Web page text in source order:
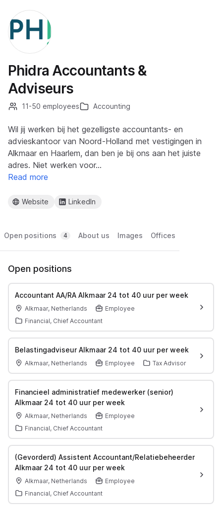
Phidra Accountants &
Adviseurs
11-50 employees Accounting
Wil jij werken bij het gezelligste accountants- en
advieskantoor van Noord-Holland met vestigingen in
Alkmaar en Haarlem, dan ben je bij ons aan het juiste
adres. Niet werken voor…
Read more
Website LinkedIn
Open positions 4 About us Images Offices
Open positions
Accountant AA/RA Alkmaar 24 tot 40 uur per week
Alkmaar, Netherlands
Employee
Financial, Chief Accountant
Belastingadviseur Alkmaar 24 tot 40 uur per week
Alkmaar, Netherlands Employee Tax Advisor
Financieel administratief medewerker (senior)
Alkmaar 24 tot 40 uur per week
Alkmaar, Netherlands
Employee
Financial, Chief Accountant
(Gevorderd) Assistent Accountant/Relatiebeheerder
Alkmaar 24 tot 40 uur per week
Alkmaar, Netherlands
Employee
Financial, Chief Accountant